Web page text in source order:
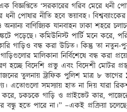
‘সরকারের গরিব মেরে ধনী
ধনী পোষার নীতি হবে ভয়াবহ।
বাণিজ্যিক যানবাহন ঢাকা শহরে
পড়েছে। কমিউনিস্ট পার্টি মনে করে,
গাড়িও বন্ধ করা উচিত। কিন্তু তা নতুন-
মালিকানা নির্বিশেষে বন্ধ
হচ্ছে বিদেশি প্রভু এবং বিদেশী মোটর
তুলনায় ট্রাফিক পুলিশ মাত্র ৮
এতোগুলো সমস্যায় হাত না দিয় যারা
করে, চকচকে গাড়ি ও প্রাইভেট কার,
হতে পারে না।” –একই প্রক্রিয়া